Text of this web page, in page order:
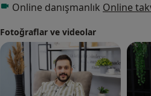
Online danışmanlık Online
Fotoğraflar ve videolar